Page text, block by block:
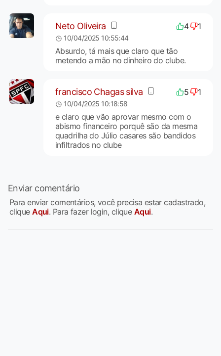
Neto Oliveira 4 1
10/04/2025 10:55:44
Absurdo, tá mais que claro que tão
metendo a mão no dinheiro do clube.
francisco Chagas silva 5 1
10/04/2025 10:18:58
e claro que vão aprovar mesmo com o
abismo financeiro porquê são da mesma
quadrilha do Júlio casares são bandidos
infiltrados no clube
Enviar comentário
Para enviar comentários, você precisa estar cadastrado,
cliqueAqui. Para fazer login, clique Aqui.